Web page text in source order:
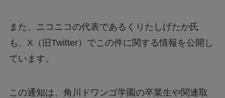
また、ニコニコの代表であるくりたしげたか氏
も、X（旧Twitter）でこの件に関する情報を公開し
ています。
この通知は、角川ドワンゴ学園の卒業生や関連取